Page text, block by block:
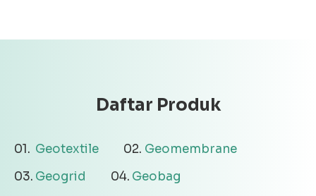
Daftar Produk
Geotextile
Geomembrane
Geogrid
Geobag